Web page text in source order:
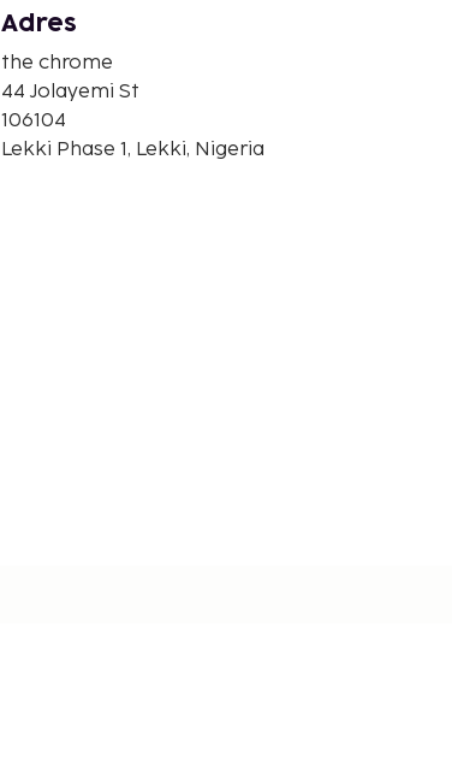
Adres
the chrome
44 Jolayemi St
106104
Lekki Phase 1, Lekki, Nigeria